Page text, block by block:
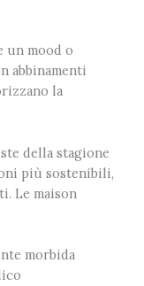
un mood o
abbinamenti
la
della stagione
più sostenibili,
Le maison
morbida